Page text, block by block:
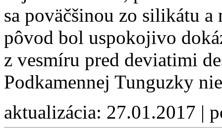
sa poväčšinou zo silikátu
pôvod bol uspokojivo
z vesmíru pred deviatimi
Podkamennej Tunguzky
aktualizácia: 27.01.2017 |